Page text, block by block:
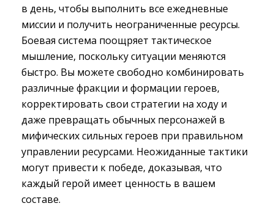
в день, чтобы выполнить все ежедневные
миссии и получить неограниченные ресурсы.
Боевая система поощряет тактическое
мышление, поскольку ситуации меняются
быстро. Вы можете свободно комбинировать
различные фракции и формации героев,
корректировать свои стратегии на ходу и
даже превращать обычных персонажей в
мифических сильных героев при правильном
управлении ресурсами. Неожиданные тактики
могут привести к победе, доказывая, что
каждый герой имеет ценность в вашем
составе.